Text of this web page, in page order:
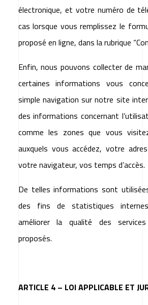
électronique, et votre numéro de
cas lorsque vous remplissez le
proposé en ligne, dans la rubrique
Enfin, nous pouvons collecter de
certaines informations vous
simple navigation sur notre site
des informations concernant
comme les zones que vous
auxquels vous accédez, votre
votre navigateur, vos temps d’accès.
De telles informations sont
des fins de statistiques
améliorer la qualité des
proposés.
ARTICLE 4 – LOI APPLICABLE ET